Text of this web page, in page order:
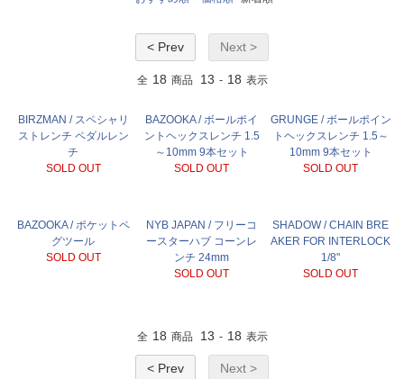
< Prev Next >
全 18 商品 13 - 18 表示
BIRZMAN / スペシャリ
ストレンチ ペダルレン
チ
SOLD OUT
BAZOOKA / ボールポイ
ントヘックスレンチ 1.5
～10mm 9本セット
SOLD OUT
GRUNGE / ボールポイン
トヘックスレンチ 1.5～
10mm 9本セット
SOLD OUT
BAZOOKA / ポケットペ
グツール
SOLD OUT
NYB JAPAN / フリーコ
ースターハブ コーンレ
ンチ 24mm
SOLD OUT
SHADOW / CHAIN BRE
AKER FOR INTERLOCK
1/8"
SOLD OUT
全 18 商品 13 - 18 表示
< Prev Next >